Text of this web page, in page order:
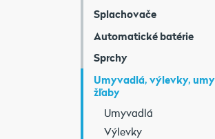
Splachovače
Automatické batérie
Sprchy
Umyvadlá, výlevky,
žľaby
Umyvadlá
Výlevky